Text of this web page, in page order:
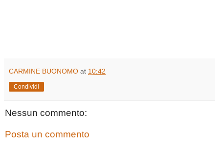
CARMINE BUONOMO at 10:42
Condividi
Nessun commento:
Posta un commento